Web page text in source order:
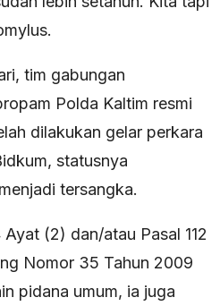
tim gabungan
Polda Kaltim resmi
dilakukan gelar perkara
statusnya
tersangka.
(2) dan/atau Pasal 112
Nomor 35 Tahun 2009
pidana umum, ia juga